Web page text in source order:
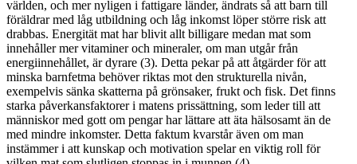
världen, och mer nyligen i fattigare länder, ändrats så att barn till
föräldrar med låg utbildning och låg inkomst löper större risk att
drabbas. Energität mat har blivit allt billigare medan mat som
innehåller mer vitaminer och mineraler, om man utgår från
energiinnehållet, är dyrare (3). Detta pekar på att åtgärder för att
minska barnfetma behöver riktas mot den strukturella nivån,
exempelvis sänka skatterna på grönsaker, frukt och fisk. Det finns
starka påverkansfaktorer i matens prissättning, som leder till att
människor med gott om pengar har lättare att äta hälsosamt än de
med mindre inkomster. Detta faktum kvarstår även om man
instämmer i att kunskap och motivation spelar en viktig roll för